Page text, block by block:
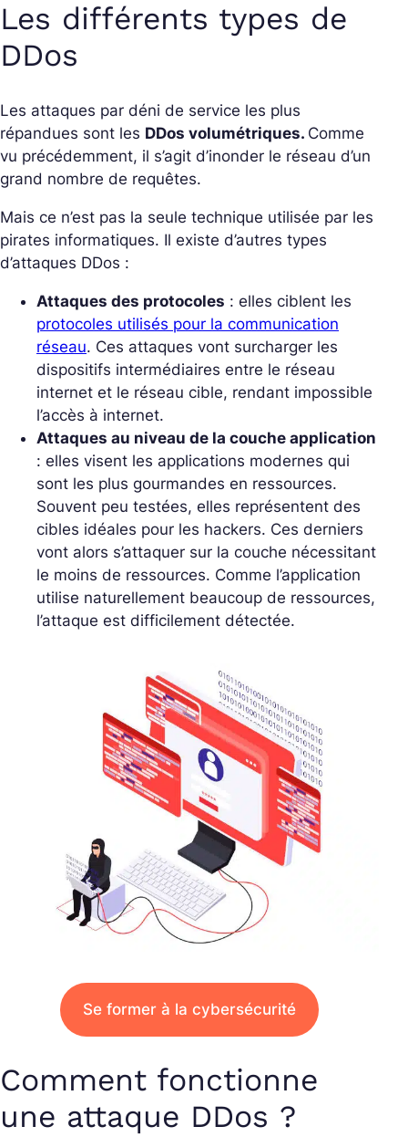
Les différents types de
DDos
Les attaques par déni de service les plus
répandues sont les DDos volumétriques. Comme
vu précédemment, il s’agit d’inonder le réseau d’un
grand nombre de requêtes.
Mais ce n’est pas la seule technique utilisée par les
pirates informatiques. Il existe d’autres types
d’attaques DDos :
Attaques des protocoles : elles ciblent les
protocoles utilisés pour la communication
réseau. Ces attaques vont surcharger les
dispositifs intermédiaires entre le réseau
internet et le réseau cible, rendant impossible
l’accès à internet.
Attaques au niveau de la couche application
: elles visent les applications modernes qui
sont les plus gourmandes en ressources.
Souvent peu testées, elles représentent des
cibles idéales pour les hackers. Ces derniers
vont alors s’attaquer sur la couche nécessitant
le moins de ressources. Comme l’application
utilise naturellement beaucoup de ressources,
l’attaque est difficilement détectée.
Se former à la cybersécurité
Comment fonctionne
une attaque DDos ?